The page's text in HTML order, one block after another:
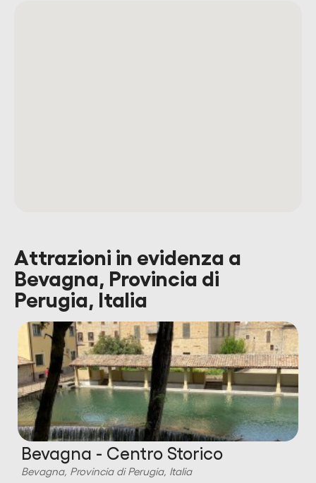
Attrazioni in evidenza a
Bevagna, Provincia di
Perugia, Italia
Bevagna - Centro Storico
Bevagna, Provincia di Perugia, Italia